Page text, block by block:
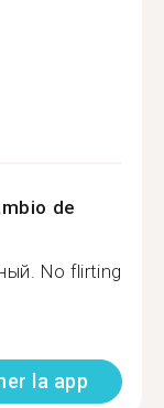
de
No flirting
la app